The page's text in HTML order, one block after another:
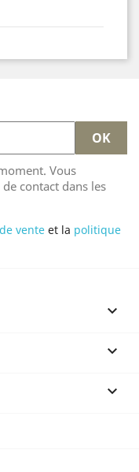
Vous
contact dans les
vente et la politique


